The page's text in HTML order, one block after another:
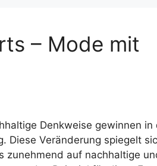
– Mode mit
Denkweise gewinnen in
Diese Veränderung spiegelt
zunehmend auf nachhaltige